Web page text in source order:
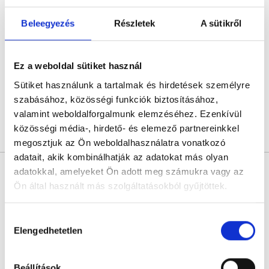
Beleegyezés Részletek A sütikről
Ez a weboldal sütiket használ
Sütiket használunk a tartalmak és hirdetések személyre
szabásához, közösségi funkciók biztosításához,
valamint weboldalforgalmunk elemzéséhez. Ezenkívül
közösségi média-, hirdető- és elemező partnereinkkel
megosztjuk az Ön weboldalhasználatra vonatkozó
adatait, akik kombinálhatják az adatokat más olyan
adatokkal, amelyeket Ön adott meg számukra vagy az
Ön által használt más szolgáltatásokból gyűjtöttek.
szabályzat:https://foglaljorvost.hu/info/foglaljorvost-
kiválasztása
Elengedhetetlen
Következő időpont:augusztus 13.
Árlista Összes időpont Profil
Kuklis Vanda
Pszichológus